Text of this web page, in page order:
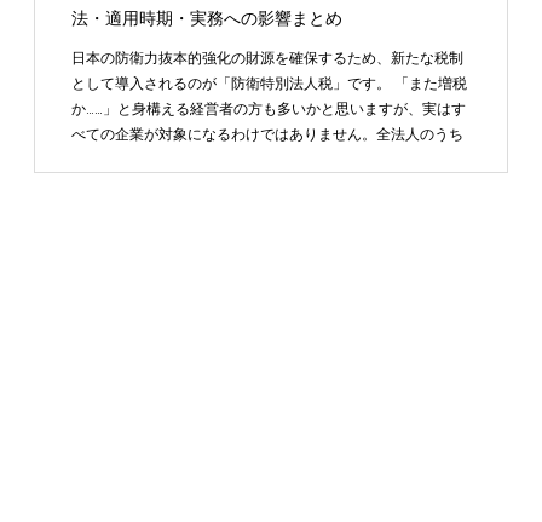
法・適用時期・実務への影響まとめ
日本の防衛力抜本的強化の財源を確保するため、新たな税制
として導入されるのが「防衛特別法人税」です。 「また増税
か……」と身構える経営者の方も多いかと思いますが、実はす
べての企業が対象になるわけではありません。全法人のうち